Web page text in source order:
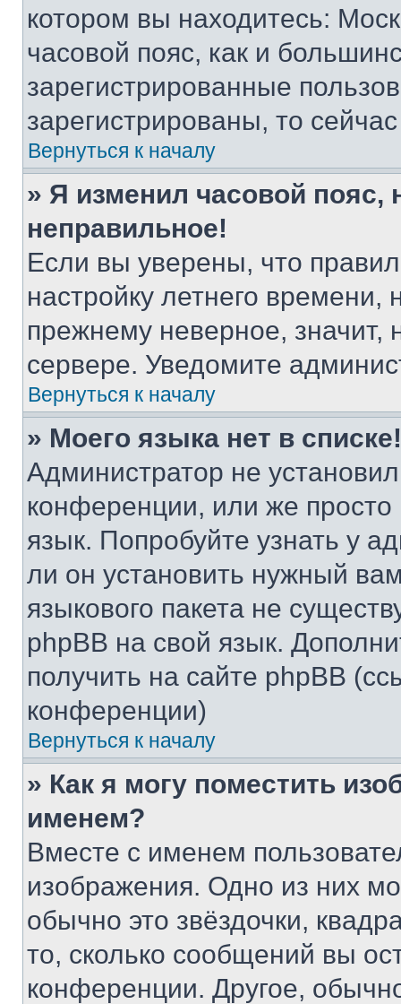
котором вы находитесь:
часовой пояс, как и
зарегистрированные
зарегистрированы, то
Вернуться к началу
» Я изменил часовой пояс,
неправильное!
Если вы уверены, что
настройку летнего
прежнему неверное, значит,
сервере. Уведомите
Вернуться к началу
» Моего языка нет в списке!
Администратор не
конференции, или же
язык. Попробуйте узнать у
ли он установить нужный
языкового пакета не
phpBB на свой язык.
получить на сайте phpBB
конференции)
Вернуться к началу
» Как я могу поместить
именем?
Вместе с именем
изображения. Одно из них
обычно это звёздочки,
то, сколько сообщений вы
конференции. Другое,